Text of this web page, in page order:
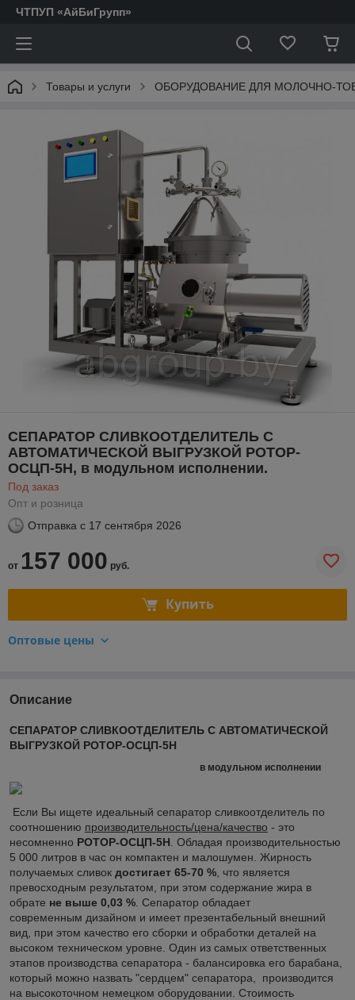
ЧТПУП «АйБиГрупп»
Товары и услуги ОБОРУДОВАНИЕ ДЛЯ МОЛОЧНО-
СЕПАРАТОР СЛИВКООТДЕЛИТЕЛЬ С
АВТОМАТИЧЕСКОЙ ВЫГРУЗКОЙ РОТОР-
ОСЦП-5Н, в модульном исполнении.
Под заказ
Опт и розница
Отправка с 17 сентября 2026
от 157 000 руб.
Купить
Оптовые цены
Описание
СЕПАРАТОР СЛИВКООТДЕЛИТЕЛЬ С АВТОМАТИЧЕСКОЙ
ВЫГРУЗКОЙ РОТОР-ОСЦП-5Н
в модульном исполнении
Если Вы ищете идеальный сепаратор сливкоотделитель по
соотношению производительность/цена/качество - это
несомненно РОТОР-ОСЦП-5Н . Обладая производительностью
5 000 литров в час он компактен и малошумен. Жирность
получаемых сливок достигает 65-70 % , что является
превосходным результатом, при этом содержание жира в
обрате не выше 0,03 % . Сепаратор обладает
современным дизайном и имеет презентабельный внешний
вид, при этом качество его сборки и обработки деталей на
высоком техническом уровне. Один из самых ответственных
этапов производства сепаратора - балансировка его барабана,
который можно назвать "сердцем" сепаратора, производится
на высокоточном немецком оборудовании. Стоимость